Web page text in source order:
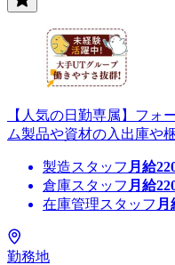
【人気の日勤専属】フ
ム製品や資材の入出庫や
製造スタッフ 月給
倉庫スタッフ 月給
在庫管理スタッフ 月
勤務地